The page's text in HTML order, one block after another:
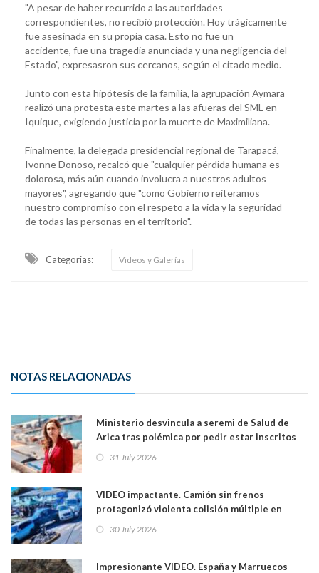
"A pesar de haber recurrido a las autoridades
correspondientes, no recibió protección. Hoy trágicamente
fue asesinada en su propia casa. Esto no fue un
accidente, fue una tragedia anunciada y una negligencia del
Estado", expresasron sus cercanos, según el citado medio.
Junto con esta hipótesis de la familia, la agrupación Aymara
realizó una protesta este martes a las afueras del SML en
Iquique, exigiendo justicia por la muerte de Maximiliana.
Finalmente, la delegada presidencial regional de Tarapacá,
Ivonne Donoso, recalcó que "cualquier pérdida humana es
dolorosa, más aún cuando involucra a nuestros adultos
mayores", agregando que "como Gobierno reiteramos
nuestro compromiso con el respeto a la vida y la seguridad
de todas las personas en el territorio".
Categorias: Videos y Galerías
NOTAS RELACIONADAS
Ministerio desvincula a seremi de Salud de
Arica tras polémica por pedir estar inscritos
Ya son 29 seremis despedidos desde el 11 de
31 July 2026
VIDEO impactante. Camión sin frenos
protagonizó violenta colisión múltiple en
30 July 2026
Impresionante VIDEO. España y Marruecos